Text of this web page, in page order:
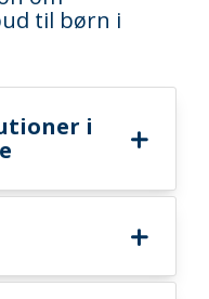
til børn i
i